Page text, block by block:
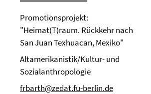
Promotionsprojekt:
"Heimat(T)raum. Rückkehr nach
San Juan Texhuacan, Mexiko"
Altamerikanistik/Kultur- und
Sozialanthropologie
frbarth@zedat.fu-berlin.de